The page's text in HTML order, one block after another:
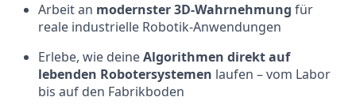
Arbeit an modernster 3D-Wahrnehmung für
reale industrielle Robotik-Anwendungen
Erlebe, wie deineAlgorithmen direkt auf
lebenden Robotersystemen laufen – vom Labor
bis auf den Fabrikboden